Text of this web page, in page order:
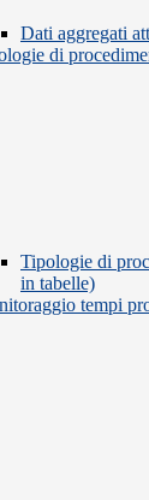
Dati aggregati
di
Tipologie di
in tabelle)
tempi